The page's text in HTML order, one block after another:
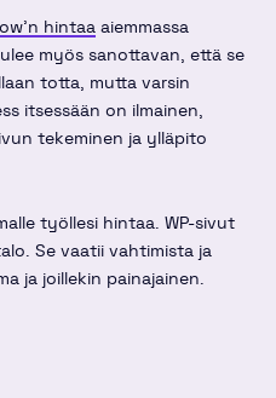
hintaa aiemmassa
myös sanottavan, että se
totta, mutta varsin
itsessään on ilmainen,
tekeminen ja ylläpito
työllesi hintaa. WP-sivut
Se vaatii vahtimista ja
ja joillekin painajainen.